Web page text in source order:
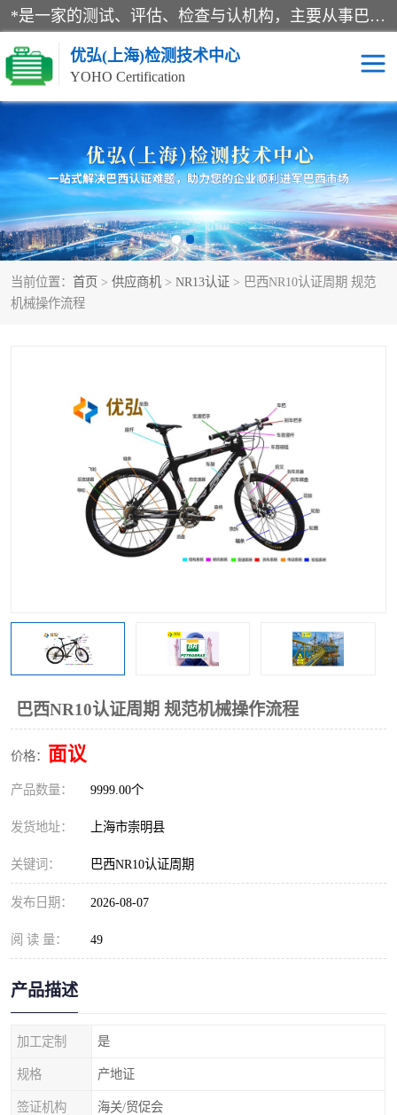
*是一家的测试、评估、检查与认机构，主要从事巴西NR10认证、NR12认证、NR13认证；ANATEL认证、INMTRO认证，欧盟CE认证：MD认证，PED认证，MID认证，ATEX认证，德国蓝色天使认证。
优弘(上海)检测技术中心
YOHO Certification
当前位置： 首页 > 供应商机 > NR13认证 > 巴西NR10认证周期 规范
机械操作流程
巴西NR10认证周期 规范机械操作流程
价格： 面议
产品数量： 9999.00个
发货地址： 上海市崇明县
关键词： 巴西NR10认证周期
发布日期： 2026-08-07
阅 读 量： 49
产品描述
加工定制 是
规格 产地证
签证机构 海关/贸促会
RECYCLASS认证 NR10认证
NR12认证 NR13认证
ART认证 巴西NR认证
巴西认证 RETIE认证